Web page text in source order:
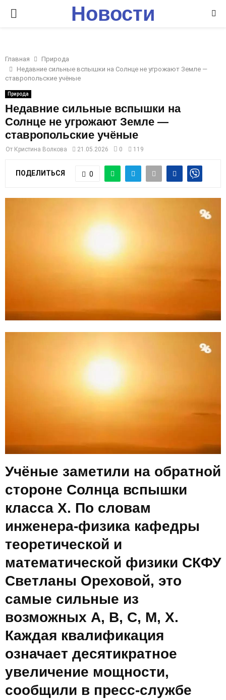
P
I
M
A
R
Y
Новости
Главная
Природа
Недавние сильные вспышки на Солнце не угрожают Земле —
ставропольские учёные
Природа
Недавние сильные вспышки на
Солнце не угрожают Земле —
ставропольские учёные
От Кристина Волкова 21.05.2026 0 119
ПОДЕЛИТЬСЯ 0
Учёные заметили на обратной
стороне Солнца вспышки
класса Х. По словам
инженера‑физика кафедры
теоретической и
математической физики СКФУ
Светланы Ореховой, это
самые сильные из
возможных A, B, C, M, X.
Каждая квалификация
означает десятикратное
увеличение мощности,
сообщили в пресс-службе